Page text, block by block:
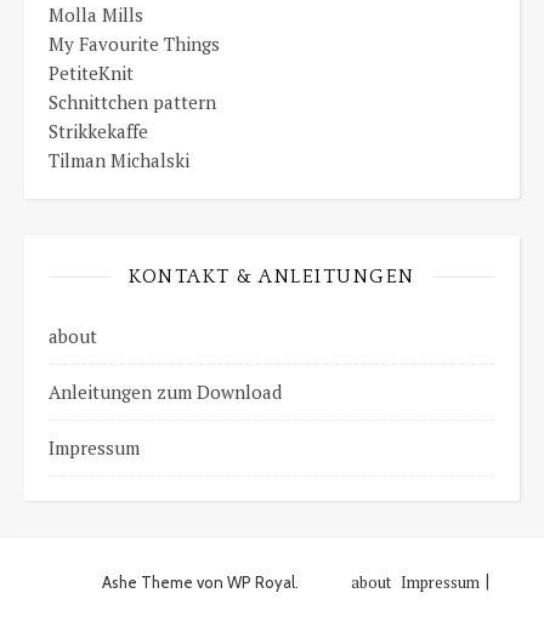
Molla Mills
My Favourite Things
PetiteKnit
Schnittchen pattern
Strikkekaffe
Tilman Michalski
KONTAKT & ANLEITUNGEN
about
Anleitungen zum Download
Impressum
about Impressum
Ashe Theme von WP Royal.